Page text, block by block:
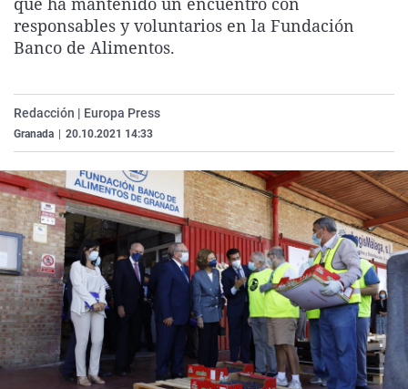
La rosa de los vientos
Caso
Extremadura
Virales
responsables y voluntarios en la Fundación
Banco de Alimentos.
Redacción | Europa Press
Granada 20.10.2021 14:33